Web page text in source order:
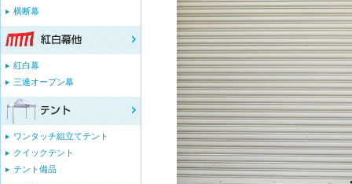
横断幕
紅白幕
三連オープン幕
ワンタッチ組立てテント
クイックテント
テント備品